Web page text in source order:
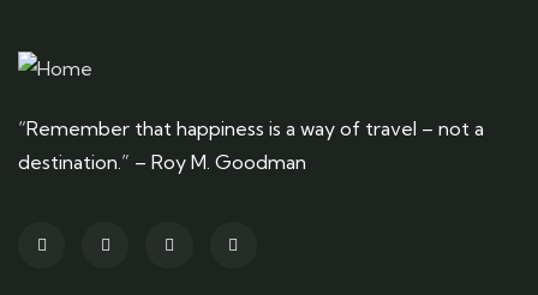
“Remember that happiness is a way of travel – not a
destination.” – Roy M. Goodman